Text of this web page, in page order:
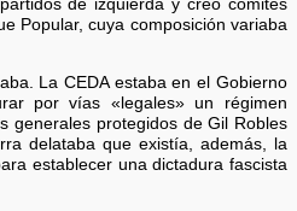
de izquierda y creó comités
Popular, cuya composición variaba
La CEDA estaba en el Gobierno
por vías «legales» un régimen
generales protegidos de Gil Robles
delataba que existía, además, la
establecer una dictadura fascista